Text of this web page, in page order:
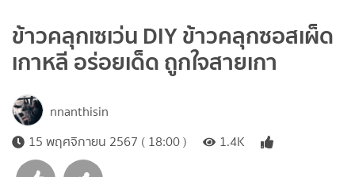
ข้าวคลุกเซเว่น DIY ข้าวคลุกซอสเผ็ด
เกาหลี อร่อยเด็ด ถูกใจสายเกา
nnanthisin
15 พฤศจิกายน 2567 ( 18:00 )
1.4K